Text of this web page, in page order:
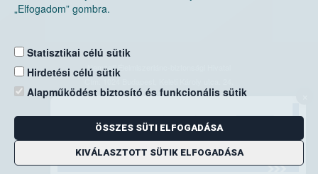
„Elfogadom” gombra.
Statisztikai célú sütik
Hirdetési célú sütik
Alapműködést biztosító és funkcionális sütik
ÖSSZES SÜTI ELFOGADÁSA
KIVÁLASZTOTT SÜTIK ELFOGADÁSA
Nemzeti Élelmiszerlánc-biztonsági Hivatal
Levelezési cím: 1525 Budapest. Pf. 30.
E-mail:ugyfelszolgalat@nebih.gov.hu
Zöld szám: 06-80/263-244
Telefon: 06-1/ 336-9000